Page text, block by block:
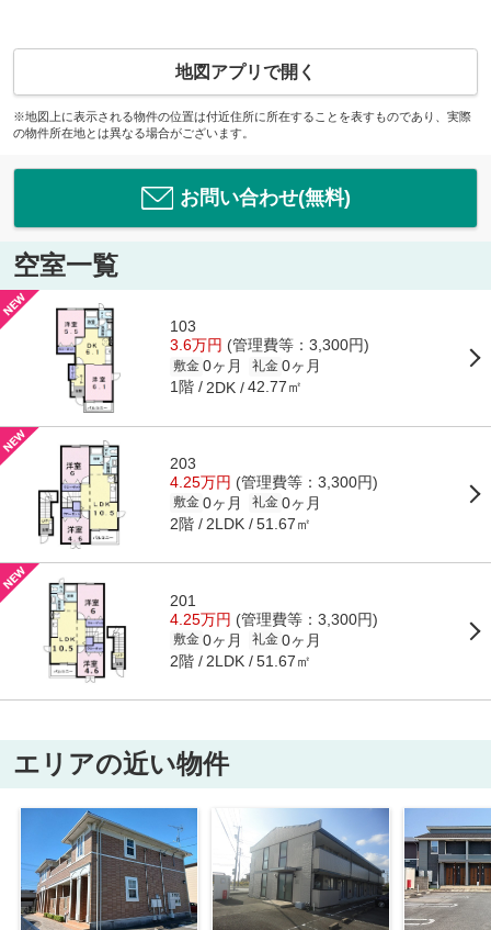
地図アプリで開く
※地図上に表示される物件の位置は付近住所に所在することを表すものであり、実際
の物件所在地とは異なる場合がございます。
お問い合わせ(無料)
空室一覧
103
3.6万円 (管理費等：3,300円)
敷金 0ヶ月 礼金 0ヶ月
1階 2DK 42.77㎡
203
4.25万円 (管理費等：3,300円)
敷金 0ヶ月 礼金 0ヶ月
2階 2LDK 51.67㎡
201
4.25万円 (管理費等：3,300円)
敷金 0ヶ月 礼金 0ヶ月
2階 2LDK 51.67㎡
エリアの近い物件